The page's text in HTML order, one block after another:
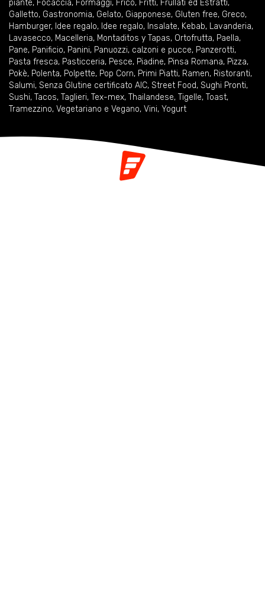
piante, Focaccia, Formaggi, Frico, Fritti, Frullati ed Estratti,
Galletto, Gastronomia, Gelato, Giapponese, Gluten free, Greco,
Hamburger, Idee regalo, Idee regalo, Insalate, Kebab, Lavanderia,
Lavasecco, Macelleria, Montaditos y Tapas, Ortofrutta, Paella,
Pane, Panificio, Panini, Panuozzi, calzoni e pucce, Panzerotti,
Pasta fresca, Pasticceria, Pesce, Piadine, Pinsa Romana, Pizza,
Pokè, Polenta, Polpette, Pop Corn, Primi Piatti, Ramen, Ristoranti,
Salumi, Senza Glutine certificato AIC, Street Food, Sughi Pronti,
Sushi, Tacos, Taglieri, Tex-mex, Thailandese, Tigelle, Toast,
Tramezzino, Vegetariano e Vegano, Vini, Yogurt